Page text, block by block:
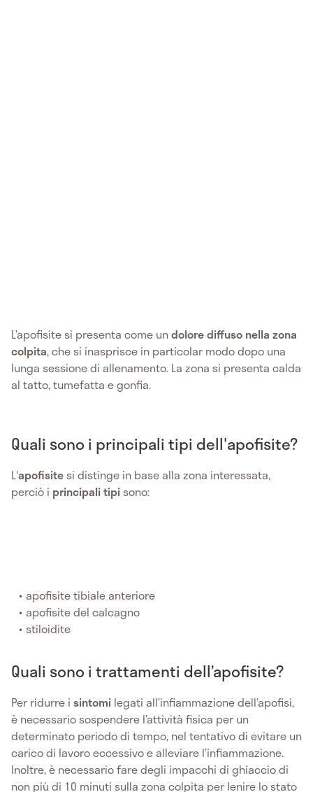
L’apofisite si presenta come undolore diffuso nella zona
colpita, che si inasprisce in particolar modo dopo una
lunga sessione di allenamento. La zona si presenta calda
al tatto, tumefatta e gonfia.
Quali sono i principali tipi dell'apofisite?
L'apofisite si distinge in base alla zona interessata,
perciò i principali tipi sono:
apofisite tibiale anteriore
apofisite del calcagno
stiloidite
Quali sono i trattamenti dell’apofisite?
Per ridurre i sintomi legati all’infiammazione dell’apofisi,
è necessario sospendere l’attività fisica per un
determinato periodo di tempo, nel tentativo di evitare un
carico di lavoro eccessivo e alleviare l’infiammazione.
Inoltre, è necessario fare degli impacchi di ghiaccio di
non più di 10 minuti sulla zona colpita per lenire lo stato